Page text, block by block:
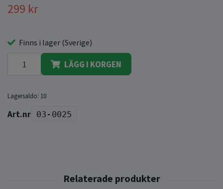
299 kr
Finns i lager (Sverige)
LÄGG I KORGEN
Lagersaldo: 10
03-0025